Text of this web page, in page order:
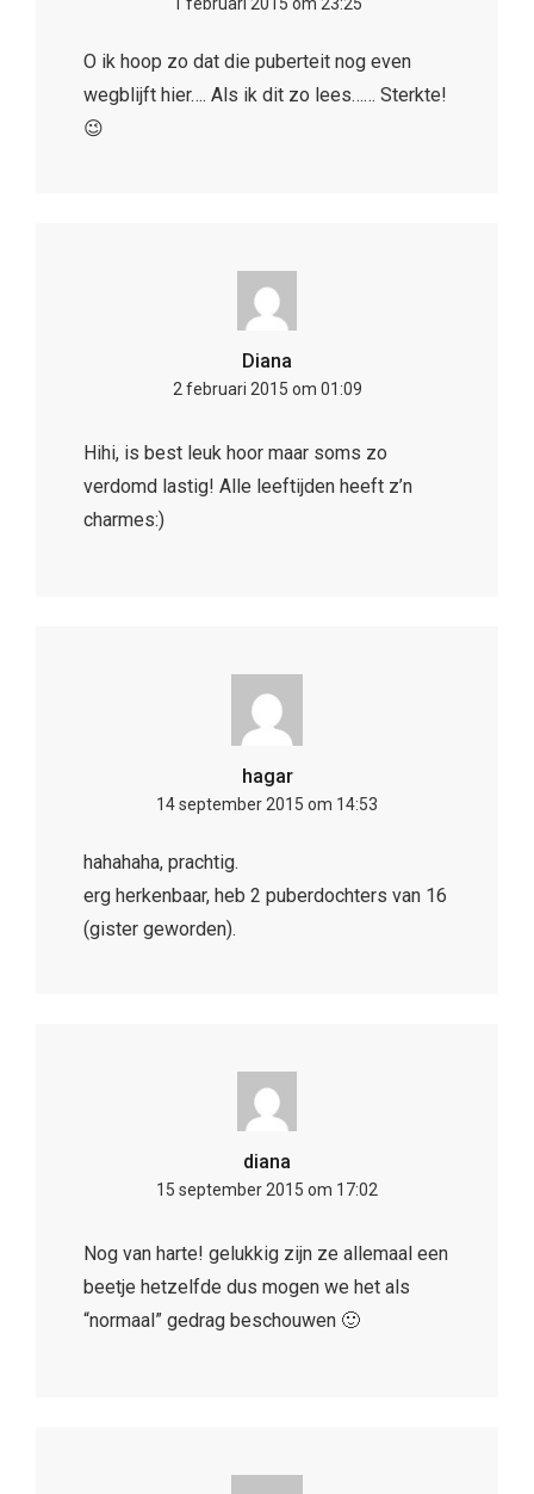
O ik hoop zo dat die puberteit nog even
wegblijft hier…. Als ik dit zo lees…… Sterkte!
😉
Diana
2 februari 2015 om 01:09
Hihi, is best leuk hoor maar soms zo
verdomd lastig! Alle leeftijden heeft z’n
charmes:)
hagar
14 september 2015 om 14:53
hahahaha, prachtig.
erg herkenbaar, heb 2 puberdochters van 16
(gister geworden).
diana
15 september 2015 om 17:02
Nog van harte! gelukkig zijn ze allemaal een
beetje hetzelfde dus mogen we het als
“normaal” gedrag beschouwen 🙂